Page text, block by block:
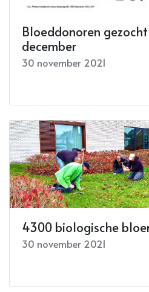
Bloeddonoren
december
30 november 2021
4300 biologische
30 november 2021